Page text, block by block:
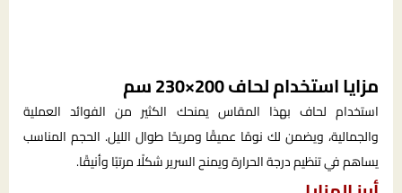
مزايا استخدام لحاف 200×230 سم
استخدام لحاف بهذا المقاس يمنحك الكثير من الفوائد العملية
والجمالية، ويضمن لك نومًا عميقًا ومريحًا طوال الليل. الحجم المناسب
يساهم في تنظيم درجة الحرارة ويمنح السرير شكلًا مرتبًا وأنيقًا.